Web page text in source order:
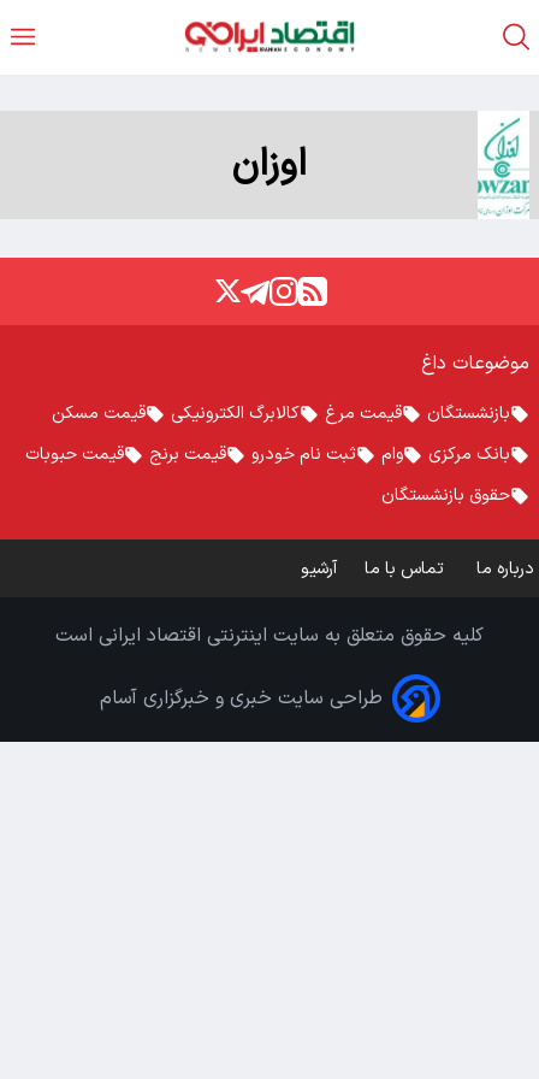
اوزان
موضوعات داغ
بازنشستگان قیمت مرغ کالابرگ الکترونیکی
قیمت مسکن
بانک مرکزی
وام ثبت نام خودرو قیمت برنج
قیمت حبوبات
حقوق بازنشستگان
درباره ما تماس با ما آرشیو
کلیه حقوق متعلق به سایت اینترنتی اقتصاد ایرانی است
طراحی سایت خبری و خبرگزاری آسام